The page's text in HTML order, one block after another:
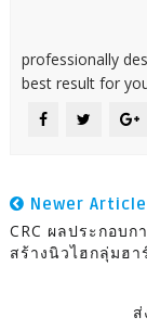
professionally
best result for
Newer Article
CRC ผลประกอบ
สร้างนิวไฮกลุ่มฮ